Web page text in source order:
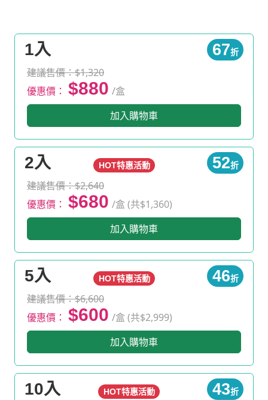
1入 67折
建議售價：$1,320
優惠價： $880 /盒
加入購物車
2入 HOT特惠活動 52折
建議售價：$2,640
優惠價： $680 /盒 (共$1,360)
加入購物車
5入 HOT特惠活動 46折
建議售價：$6,600
優惠價： $600 /盒 (共$2,999)
加入購物車
10入 HOT特惠活動 43折